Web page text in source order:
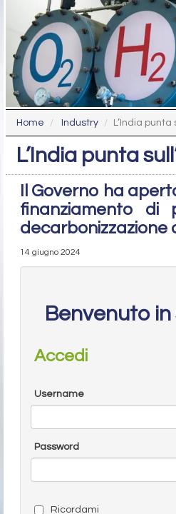
Home Industry L’India punta
L’India punta
Il Governo ha
finanziamento di
decarbonizzazione
14 giugno 2024
Benvenuto
Accedi
Username
Password
Ricordami